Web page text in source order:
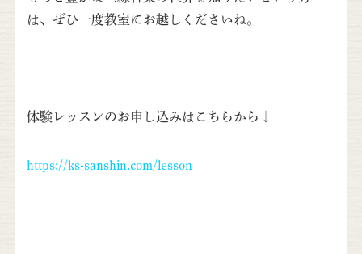
は、ぜひ一度教室にお越しくださいね。
体験レッスンのお申し込みはこちらから↓
https://ks-sanshin.com/lesson